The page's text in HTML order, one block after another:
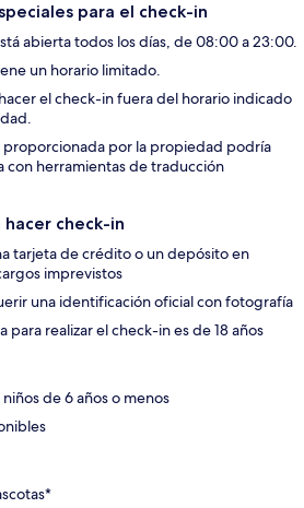
para el check-in
abierta todos los días, de 08:00 a 23:00.
un horario limitado.
el check-in fuera del horario indicado
proporcionada por la propiedad podría
con herramientas de traducción
hacer check-in
tarjeta de crédito o un depósito en
imprevistos
una identificación oficial con fotografía
para realizar el check-in es de 18 años
de 6 años o menos